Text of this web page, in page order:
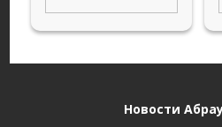
Новости